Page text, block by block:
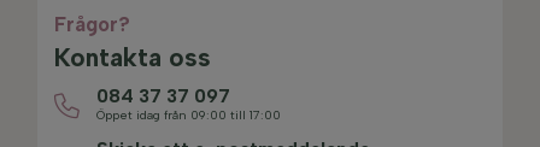
Frågor?
Kontakta oss
084 37 37 097
Öppet idag från 09:00 till 17:00